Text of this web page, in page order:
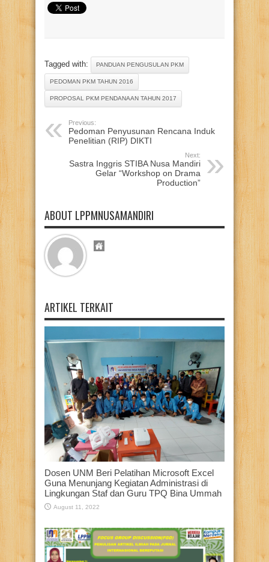
Tagged with: PANDUAN PENGUSULAN PKM
PEDOMAN PKM TAHUN 2016
PROPOSAL PKM PENDANAAN TAHUN 2017
Previous:
Pedoman Penyusunan Rencana Induk
Penelitian (RIP) DIKTI
Next:
Sastra Inggris STIBA Nusa Mandiri
Gelar “Workshop on Drama
Production”
ABOUT LPPMNUSAMANDIRI
ARTIKEL TERKAIT
Dosen UNM Beri Pelatihan Microsoft Excel
Guna Menunjang Kegiatan Administrasi di
Lingkungan Staf dan Guru TPQ Bina Ummah
August 11, 2022